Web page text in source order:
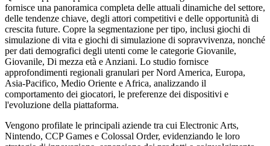
fornisce una panoramica completa delle attuali dinamiche del settore,
delle tendenze chiave, degli attori competitivi e delle opportunità di
crescita future. Copre la segmentazione per tipo, inclusi giochi di
simulazione di vita e giochi di simulazione di sopravvivenza, nonché
per dati demografici degli utenti come le categorie Giovanile,
Giovanile, Di mezza età e Anziani. Lo studio fornisce
approfondimenti regionali granulari per Nord America, Europa,
Asia-Pacifico, Medio Oriente e Africa, analizzando il
comportamento dei giocatori, le preferenze dei dispositivi e
l'evoluzione della piattaforma.
Vengono profilate le principali aziende tra cui Electronic Arts,
Nintendo, CCP Games e Colossal Order, evidenziando le loro